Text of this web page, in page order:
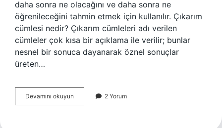
daha sonra ne olacağını ve daha sonra ne
öğrenileceğini tahmin etmek için kullanılır. Çıkarım
cümlesi nedir? Çıkarım cümleleri adı verilen
cümleler çok kısa bir açıklama ile verilir; bunlar
nesnel bir sonuca dayanarak öznel sonuçlar
üreten…
Devamını okuyun
Yapılmıştır
2 Yorum